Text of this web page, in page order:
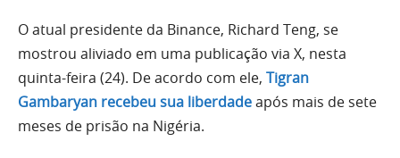
O atual presidente da Binance, Richard Teng, se
mostrou aliviado em uma publicação via X, nesta
quinta-feira (24). De acordo com ele, Tigran
Gambaryan recebeu sua liberdadeapós mais de sete
meses de prisão na Nigéria.